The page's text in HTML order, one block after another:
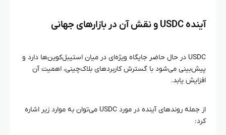
آینده USDC و نقش آن در بازارهای جهانی
USDC در حال حاضر جایگاه ویژه‌ای در میان استیبل‌کوین‌ها دارد و
پیش‌بینی می‌شود با گسترش کاربردهای بلاک‌چینی، اهمیت آن
افزایش یابد.
از جمله روندهای آینده در مورد USDC می‌توان به موارد زیر اشاره
کرد: